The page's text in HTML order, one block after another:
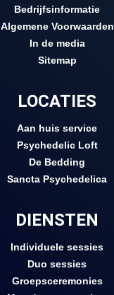
Bedrijfsinformatie
Algemene Voorwaarden
In de media
Sitemap
LOCATIES
Aan huis service
Psychedelic Loft
De Bedding
Sancta Psychedelica
DIENSTEN
Individuele sessies
Duo sessies
Groepsceremonies